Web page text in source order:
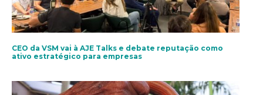
CEO da VSM vai à AJE Talks e debate reputação como
ativo estratégico para empresas